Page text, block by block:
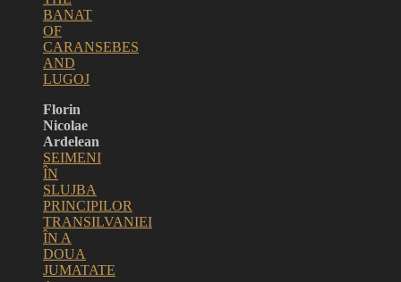
BANAT
OF
CARANSEBES
AND
LUGOJ
Florin
Nicolae
Ardelean
SEIMENI
ÎN
SLUJBA
PRINCIPILOR
TRANSILVANIEI
ÎN A
DOUA
JUMATATE